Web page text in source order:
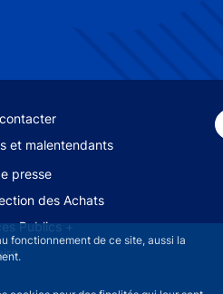
fonctionnement de ce site, aussi la
menu
et malentendants
presse
des Achats
Publics +